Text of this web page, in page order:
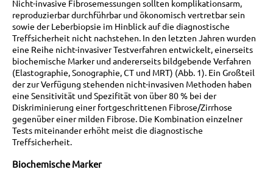
Nicht-invasive Fibrosemessungen sollten komplikationsarm,
reproduzierbar durchführbar und ökonomisch vertretbar sein
sowie der Leberbiopsie im Hinblick auf die diagnostische
Treffsicherheit nicht nachstehen. In den letzten Jahren wurden
eine Reihe nicht-invasiver Testverfahren entwickelt, einerseits
biochemische Marker und andererseits bildgebende Verfahren
(Elastographie, Sonographie, CT und MRT) (Abb. 1). Ein Großteil
der zur Verfügung stehenden nicht-invasiven Methoden haben
eine Sensitivität und Spezifität von über 80 % bei der
Diskriminierung einer fortgeschrittenen Fibrose/Zirrhose
gegenüber einer milden Fibrose. Die Kombination einzelner
Tests miteinander erhöht meist die diagnostische
Treffsicherheit.
Biochemische Marker